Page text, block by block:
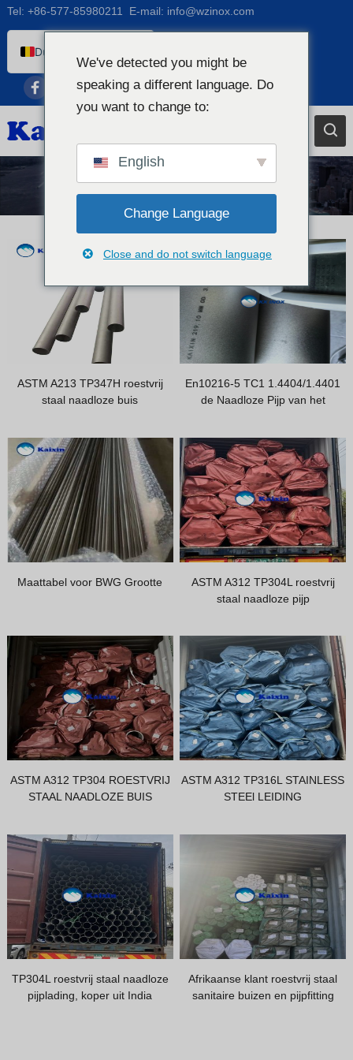
Tel: +86-577-85980211 E-mail: info@wzinox.com
Dutch (Belgium)
English
Afrikaans
Bengali
Catalan
French
Dutch
German
Czech
Greek
Hindi
Japanese
Portuguese
Spanish (Chile)
Spanish (Colombia)
Spanish (Argentina)
Persian
Spanish (Peru)
Indonesian
Thai
Vietnamese
Georgian
Bhojpuri
Korean
Polish
Ukrainian
Malayalam
Xhosa
Showcase
ASTM A213 TP347H roestvrij
staal naadloze buis
En10216-5 TC1 1.4404/1.4401
de Naadloze Pijp van het
Pakage
Maattabel voor BWG Grootte
ASTM A312 TP304L roestvrij
staal naadloze pijp
ASTM A312 TP304 ROESTVRIJ
STAAL NAADLOZE BUIS
ASTM A312 TP316L STAINLESS
STEEl LEIDING
TP304L roestvrij staal naadloze
pijplading, koper uit India
Afrikaanse klant roestvrij staal
sanitaire buizen en pijpfitting
We've detected you might be
speaking a different language. Do
you want to change to:
English
Change Language
Close and do not switch language